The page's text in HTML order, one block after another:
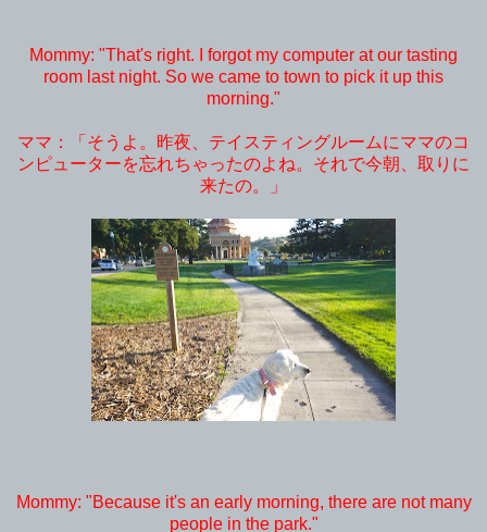
Mommy: "That's right. I forgot my computer at our tasting
room last night. So we came to town to pick it up this
morning."
ママ：「そうよ。昨夜、テイスティングルームにママのコ
ンピューターを忘れちゃったのよね。それで今朝、取りに
来たの。」
Mommy: "Because it's an early morning, there are not many
people in the park."